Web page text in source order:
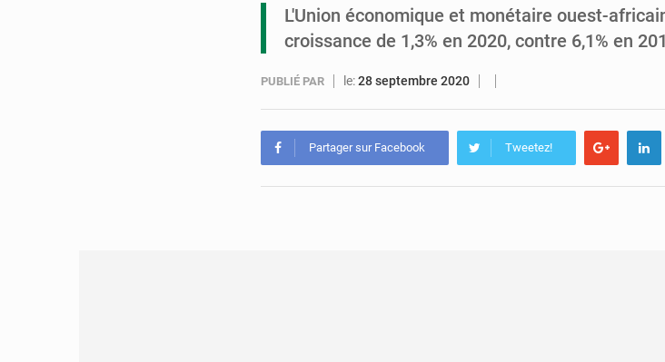
L'Union économique et monétaire ouest-
croissance de 1,3% en 2020, contre 6,1% en
PUBLIÉ PAR le:28 septembre 2020
Partager sur Facebook Tweetez!